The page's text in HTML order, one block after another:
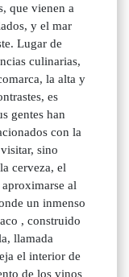
que vienen a
y el mar
Lugar de
culinarias,
la alta y
es
gentes han
con la
sino
cerveza, el
al
un inmenso
, construido
llamada
el interior de
de los vinos